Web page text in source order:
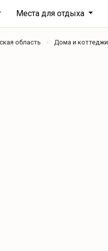
Места для отдыха
область Дома и коттеджи